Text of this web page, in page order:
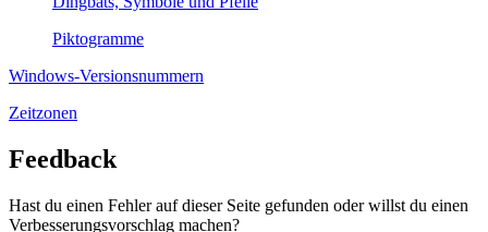
Piktogramme
Windows-Versionsnummern
Zeitzonen
Feedback
Hast du einen Fehler auf dieser Seite gefunden oder willst du einen
Verbesserungs­vorschlag machen?